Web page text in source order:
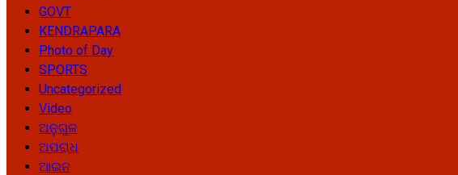
GOVT
KENDRAPARA
Photo of Day
SPORTS
Uncategorized
Video
ଅନୁଗୁଳ
ଅପରାଧ
ଆଇନ